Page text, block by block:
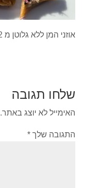
אוזני המן ללא גלוטן מ 2 מרכיבים בלבד
שלחו תגובה
האימייל לא יוצג באתר.
התגובה שלך *